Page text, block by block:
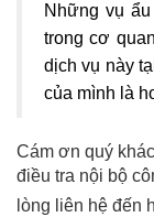
Những vụ
trong cơ
dịch vụ này
của mình là
Cám ơn quý
điều tra nội bộ
lòng liên hệ đến